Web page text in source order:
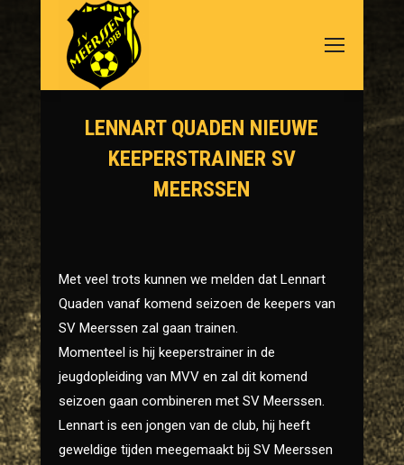
LENNART QUADEN NIEUWE
KEEPERSTRAINER SV
MEERSSEN
Met veel trots kunnen we melden dat Lennart
Quaden vanaf komend seizoen de keepers van
SV Meerssen zal gaan trainen.
Momenteel is hij keeperstrainer in de
jeugdopleiding van MVV en zal dit komend
seizoen gaan combineren met SV Meerssen.
Lennart is een jongen van de club, hij heeft
geweldige tijden meegemaakt bij SV Meerssen